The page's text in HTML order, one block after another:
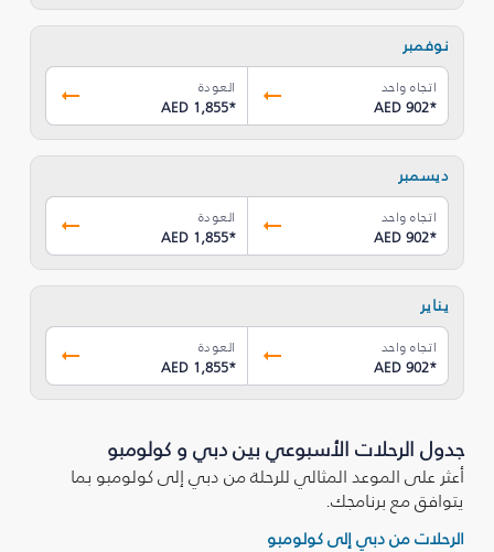
نوفمبر
اتجاه واحد
AED 902*
العودة
AED 1,855*
ديسمبر
اتجاه واحد
AED 902*
العودة
AED 1,855*
يناير
اتجاه واحد
AED 902*
العودة
AED 1,855*
جدول الرحلات الأسبوعي بين دبي و كولومبو
أعثر على الموعد المثالي للرحلة من دبي إلى كولومبو بما
يتوافق مع برنامجك.
الرحلات من دبي إلى كولومبو